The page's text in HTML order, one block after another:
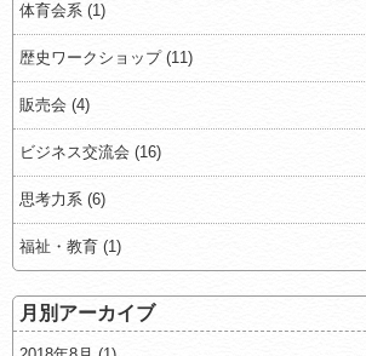
体育会系 (1)
歴史ワークショップ (11)
販売会 (4)
ビジネス交流会 (16)
思考力系 (6)
福祉・教育 (1)
月別アーカイブ